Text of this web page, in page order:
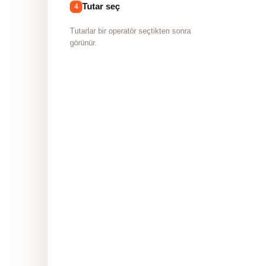
4 Tutar seç
Tutarlar bir operatör seçtikten sonra
görünür.